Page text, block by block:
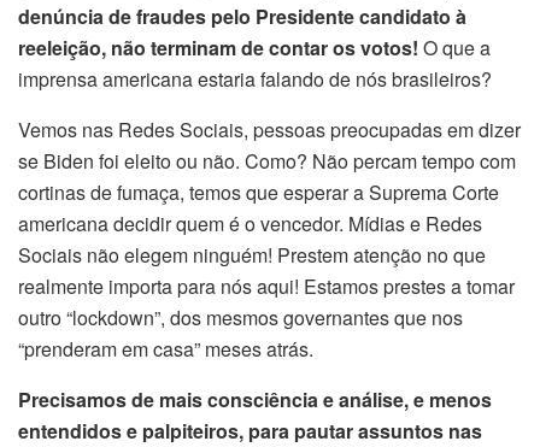
denúncia de fraudes pelo Presidente candidato à
reeleição, não terminam de contar os votos! O que a
imprensa americana estaria falando de nós brasileiros?
Vemos nas Redes Sociais, pessoas preocupadas em dizer
se Biden foi eleito ou não. Como? Não percam tempo com
cortinas de fumaça, temos que esperar a Suprema Corte
americana decidir quem é o vencedor. Mídias e Redes
Sociais não elegem ninguém! Prestem atenção no que
realmente importa para nós aqui! Estamos prestes a tomar
outro “lockdown”, dos mesmos governantes que nos
“prenderam em casa” meses atrás.
Precisamos de mais consciência e análise, e menos
entendidos e palpiteiros, para pautar assuntos nas